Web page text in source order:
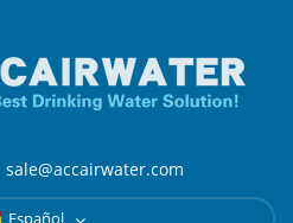
sale@accairwater.com
Español